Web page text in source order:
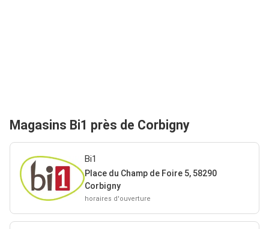
Magasins Bi1 près de Corbigny
Bi1
Place du Champ de Foire 5, 58290
Corbigny
horaires d'ouverture